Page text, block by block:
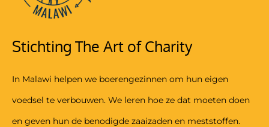
Stichting The Art of Charity
In Malawi helpen we boerengezinnen om hun eigen
voedsel te verbouwen. We leren hoe ze dat moeten doen
en geven hun de benodigde zaaizaden en meststoffen.